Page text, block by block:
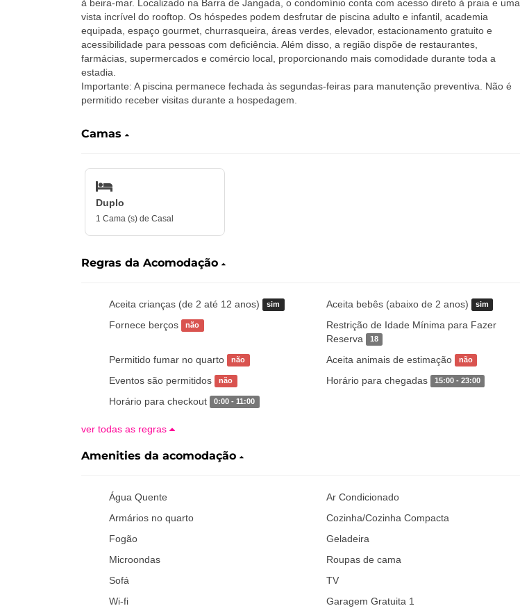
à beira-mar. Localizado na Barra de Jangada, o condomínio conta com acesso direto à praia e uma
vista incrível do rooftop. Os hóspedes podem desfrutar de piscina adulto e infantil, academia
equipada, espaço gourmet, churrasqueira, áreas verdes, elevador, estacionamento gratuito e
acessibilidade para pessoas com deficiência. Além disso, a região dispõe de restaurantes,
farmácias, supermercados e comércio local, proporcionando mais comodidade durante toda a
estadia.
Importante: A piscina permanece fechada às segundas-feiras para manutenção preventiva. Não é
permitido receber visitas durante a hospedagem.
Camas
Duplo
1 Cama (s) de Casal
Regras da Acomodação
Aceita crianças (de 2 até 12 anos) sim Aceita bebês (abaixo de 2 anos) sim
Fornece berços não
Restrição de Idade Mínima para Fazer
Reserva
18
Permitido fumar no quarto não Aceita animais de estimação não
Eventos são permitidos não Horário para chegadas 15:00 - 23:00
Horário para checkout 0:00 - 11:00
ver todas as regras
Amenities da acomodação
Água Quente
Ar Condicionado
Armários no quarto
Cozinha/Cozinha Compacta
Fogão
Geladeira
Microondas
Roupas de cama
Sofá
TV
Wi-fi
Garagem Gratuita 1